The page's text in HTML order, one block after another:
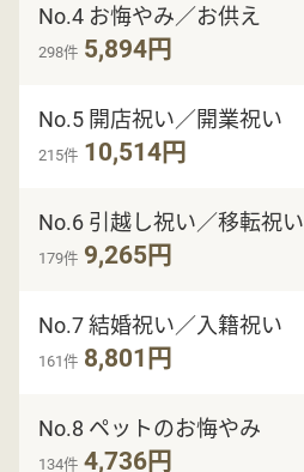
No.4 お悔やみ／お供え
298件 5,894円
No.5 開店祝い／開業祝い
215件 10,514円
No.6 引越し祝い／移転祝い
179件 9,265円
No.7 結婚祝い／入籍祝い
161件 8,801円
No.8 ペットのお悔やみ
134件 4,736円